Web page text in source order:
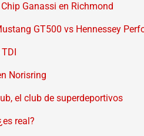
Ganassi en Richmond
GT500 vs Hennessey
Norisring
el club de superdeportivos
real?